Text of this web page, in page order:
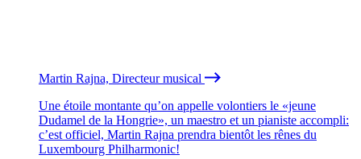
Martin Rajna, Directeur musical
Une étoile montante qu’on appelle volontiers le «jeune
Dudamel de la Hongrie», un maestro et un pianiste accompli:
c’est officiel, Martin Rajna prendra bientôt les rênes du
Luxembourg Philharmonic!